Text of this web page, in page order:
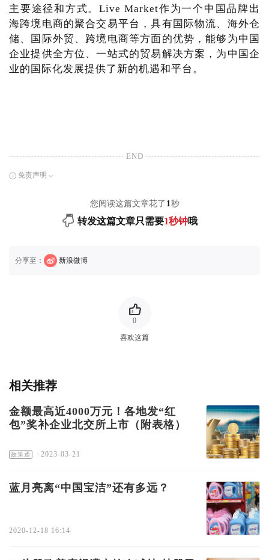
主要途径和方式。Live Market作为一个中国品牌出
海跨境电商的聚合交易平台，具有国际物流、海外仓
储、国际外贸、跨境电商等方面的优势，能够为中国
企业提供全方位、一站式的贸易解决方案，为中国企
业的国际化发展提供了新的机遇和平台。
END
免责声明
您阅读这篇文章花了 1秒
转发这篇文章只需要1秒钟哦
分享至： 新浪微博
喜欢这篇
0
相关推荐
金额最高近4000万元！各地发“红
包”奖补企业北交所上市（附表格）
政策通 · 2023-03-21
蓝月亮离“中国宝洁”还有多远？
2020-12-18 16:14